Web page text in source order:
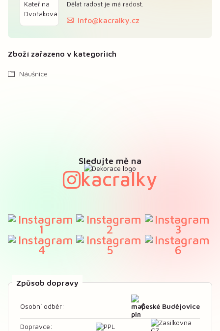
Dělat radost je má radost.
info@kacralky.cz
Zboží zařazeno v kategoriích
Náušnice
Sledujte mě na
kacralky
Způsob dopravy
Osobní odběr: České Budějovice
Dopravce: